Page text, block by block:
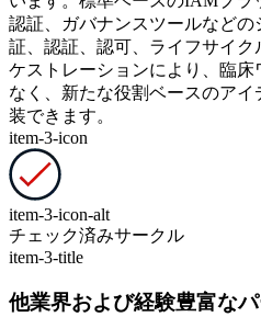
認証、ガバナンスツールなど
証、認証、認可、ライフサイ
ケストレーションにより、臨
なく、新たな役割ベースのア
装できます。
item-3-icon
item-3-icon-alt
チェック済みサークル
item-3-title
他業界および経験豊富な